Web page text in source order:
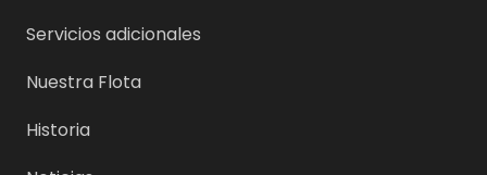
Servicios adicionales
Nuestra Flota
Historia